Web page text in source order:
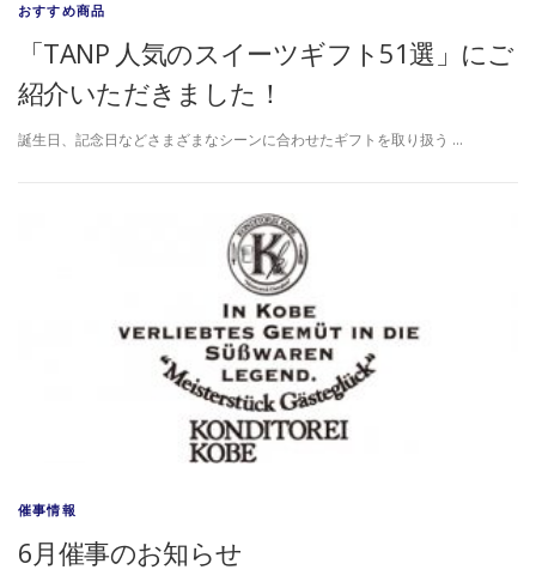
おすすめ商品
「TANP 人気のスイーツギフト51選」にご
紹介いただきました！
誕生日、記念日などさまざまなシーンに合わせたギフトを取り扱う …
催事情報
6月催事のお知らせ